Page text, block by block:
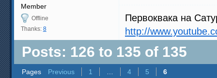
Member
Offline
Thanks: 8
Первоквака на
http://
Posts: 126 to 135 of 135
Pages Previous 1 4 5 6